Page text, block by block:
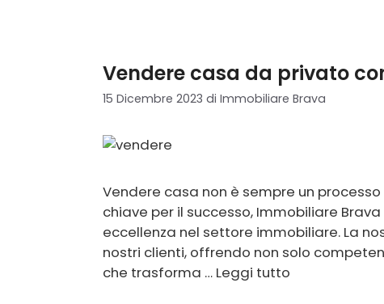
Vendere casa da privato
15 Dicembre 2023 di Immobiliare Brava
Vendere casa non è sempre un
chiave per il successo, Immobiliare
eccellenza nel settore immobiliare. La
nostri clienti, offrendo non solo
che trasforma … Leggi tutto